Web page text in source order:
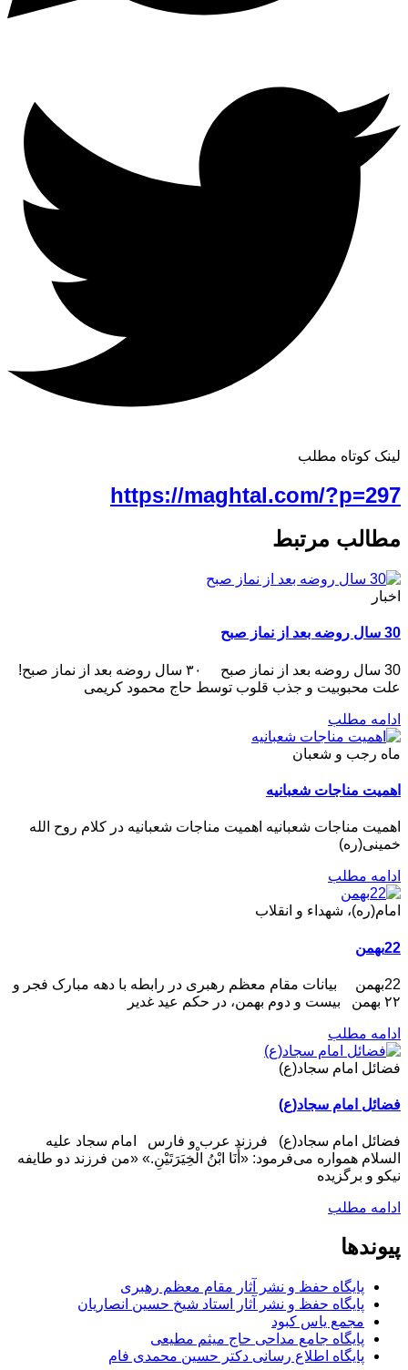
لینک کوتاه مطلب
https://maghtal.com/?p=297
مطالب مرتبط
اخبار
30 سال روضه بعد از نماز صبح
30 سال روضه بعد از نماز صبح ۳۰ سال روضه بعد از نماز صبح!
علت محبوبیت و جذب قلوب توسط حاج محمود کریمی
ادامه مطلب
ماه رجب و شعبان
اهمیت مناجات شعبانیه
اهمیت مناجات شعبانیه اهمیت مناجات شعبانیه در کلام روح الله
خمینی(ره)
ادامه مطلب
امام(ره)، شهداء و انقلاب
22بهمن
22بهمن بیانات مقام معظم رهبری در رابطه با دهه مبارک فجر و
۲۲ بهمن بیست و دوم بهمن، در حکم عید غدیر
ادامه مطلب
فضائل امام سجاد(ع)
فضائل امام سجاد(ع)
فضائل امام سجاد(ع) فرزند عرب و فارس امام سجاد علیه
السلام همواره می‌فرمود: «أَنَا ابْنُ الْخِیَرَتَیْنِ.» «من فرزند دو طایفه
نیکو و برگزیده
ادامه مطلب
پیوندها
پایگاه حفظ و نشر آثار مقام معظم رهبری
پایگاه حفظ و نشر آثار استاد شیخ حسین انصاریان
مجمع یاس کبود
پایگاه جامع مداحی حاج میثم مطیعی
پایگاه اطلاع رسانی دکتر حسین محمدی فام